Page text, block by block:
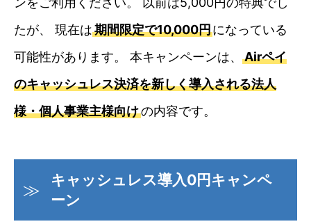
たが、 現在は期間限定で10,000円になっている
可能性があります。 本キャンペーンは、
Airペイ
のキャッシュレス決済を新しく導入される法人
様・個人事業主様向けの内容です。
キャッシュレス導入0円キャンペ
ーン